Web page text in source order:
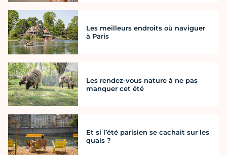
Les meilleurs endroits où naviguer
à Paris
Les rendez-vous nature à ne pas
manquer cet été
Et si l’été parisien se cachait sur les
quais ?